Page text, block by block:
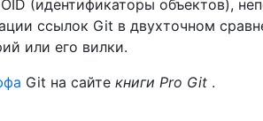
(идентификаторы объектов),
ссылок Git в двухточном
или его вилки.
Git на сайте книги Pro Git .